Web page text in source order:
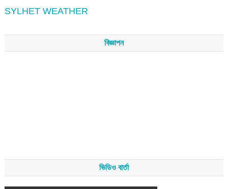
SYLHET WEATHER
বিজ্ঞাপন
ভিডিও বার্তা